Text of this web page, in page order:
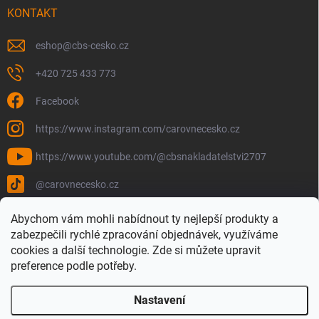
Abychom vám mohli nabídnout ty nejlepší produkty a
zabezpečili rychlé zpracování objednávek, využíváme
cookies a další technologie. Zde si můžete upravit
preference podle potřeby.
Nastavení
KONTAKT
eshop@cbs-cesko.cz
+420 725 433 773
Facebook
https://www.instagram.com/carovnecesko.cz
https://www.youtube.com/@cbsnakladatelstvi2707
@carovnecesko.cz